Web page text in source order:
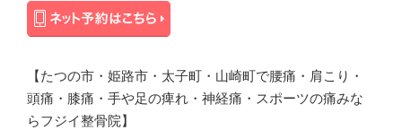
【たつの市・姫路市・太子町・山崎町で腰痛・肩こり・
頭痛・膝痛・手や足の痺れ・神経痛・スポーツの痛みな
らフジイ整骨院】